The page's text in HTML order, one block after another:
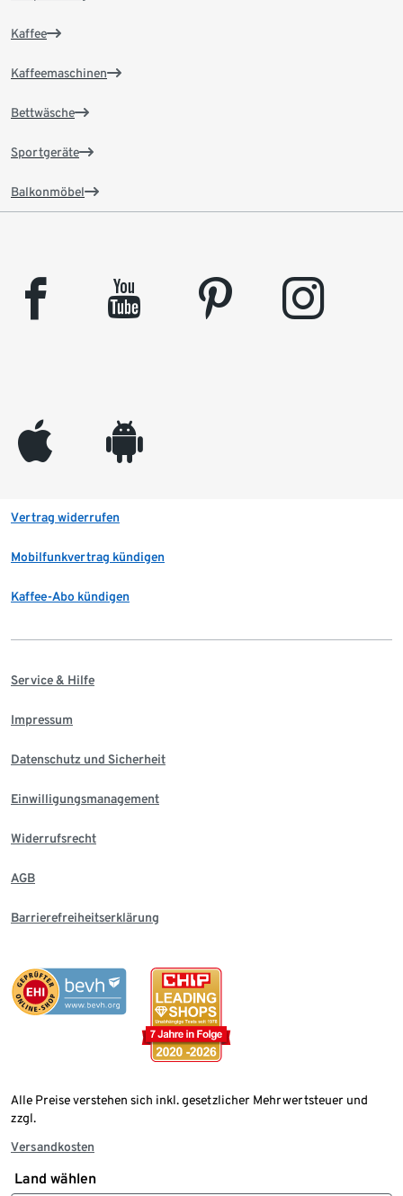
Kaffee
Kaffeemaschinen
Bettwäsche
Sportgeräte
Balkonmöbel
facebook youtube pinterest instagram
appleinc android
Vertrag widerrufen
Mobilfunkvertrag kündigen
Kaffee-Abo kündigen
Service & Hilfe
Impressum
Datenschutz und Sicherheit
Einwilligungsmanagement
Widerrufsrecht
AGB
Barrierefreiheitserklärung
Alle Preise verstehen sich inkl. gesetzlicher Mehrwertsteuer und
zzgl.
Versandkosten
Land wählen